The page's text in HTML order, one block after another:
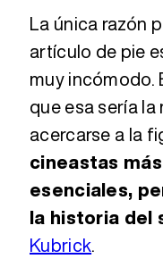
La única razón
artículo de pie
muy incómodo.
que esa sería
acercarse a la
cineastas
esenciales,
la historia del
Kubrick.